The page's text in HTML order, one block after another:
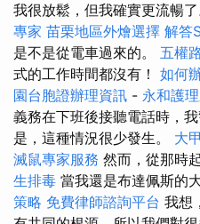
我很放鬆，但我確實更流暢了
專家 苗栗地區外燴選擇 解答
是不是從電車過來的。 五權
式的工作時間都沒有！ 如何
園台胞證辦理資訊 - 永和護
義務在下班後接聽電話時，
是，這種情況很少發生。 大
滅鼠專家服務 然而，從那時
生排毒 當我還是布達佩斯的
策略 免費律師諮詢平台 我想